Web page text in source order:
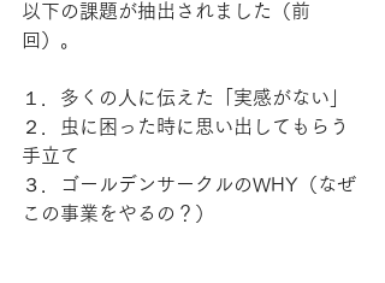
以下の課題が抽出されました（前
回）。
１．多くの人に伝えた「実感がない」
２．虫に困った時に思い出してもらう
手立て
３．ゴールデンサークルのWHY（なぜ
この事業をやるの？）